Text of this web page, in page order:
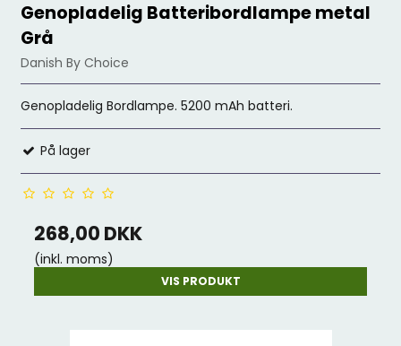
Genopladelig Batteribordlampe metal
Grå
Danish By Choice
Genopladelig Bordlampe. 5200 mAh batteri.
På lager
268,00 DKK
(inkl. moms)
VIS PRODUKT